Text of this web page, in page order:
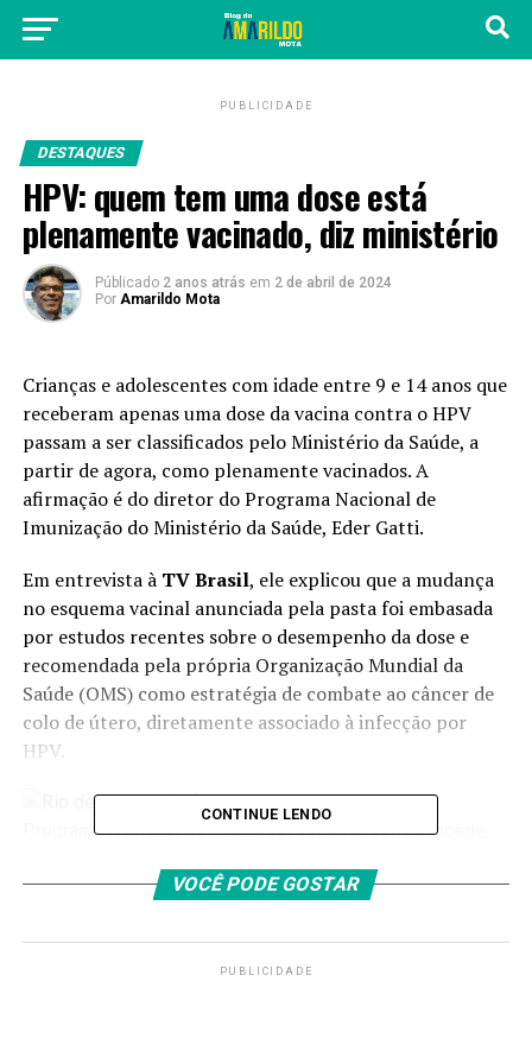
PUBLICIDADE
DESTAQUES
HPV: quem tem uma dose está
plenamente vacinado, diz ministério
Públicado 2 anos atrás em 2 de abril de 2024
Por Amarildo Mota
Crianças e adolescentes com idade entre 9 e 14 anos que
receberam apenas uma dose da vacina contra o HPV
passam a ser classificados pelo Ministério da Saúde, a
partir de agora, como plenamente vacinados. A
afirmação é do diretor do Programa Nacional de
Imunização do Ministério da Saúde, Eder Gatti.
Em entrevista àTV Brasil, ele explicou que a mudança
no esquema vacinalanunciada pela pasta foi embasada
por estudos recentes sobre o desempenho da dose e
recomendada pela própria Organização Mundial da
Saúde (OMS) como estratégia de combate ao câncer de
colo de útero, diretamente associado à infecção por
HPV.
CONTINUE LENDO
VOCÊ PODE GOSTAR
PUBLICIDADE